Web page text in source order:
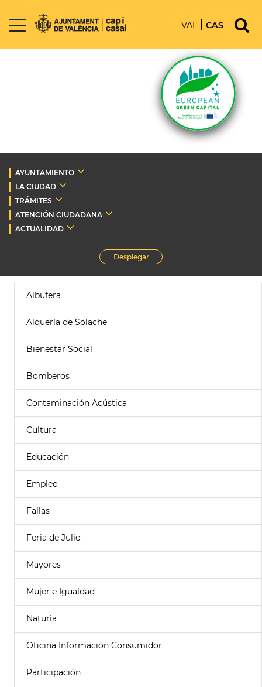
VAL CAS
AYUNTAMIENTO
LA CIUDAD
TRÁMITES
ATENCIÓN CIUDADANA
ACTUALIDAD
Desplegar
Albufera
Alquería de Solache
Bienestar Social
Bomberos
Contaminación Acústica
Cultura
Educación
Empleo
Fallas
Feria de Julio
Mayores
Mujer e Igualdad
Naturia
Oficina Información Consumidor
Participación